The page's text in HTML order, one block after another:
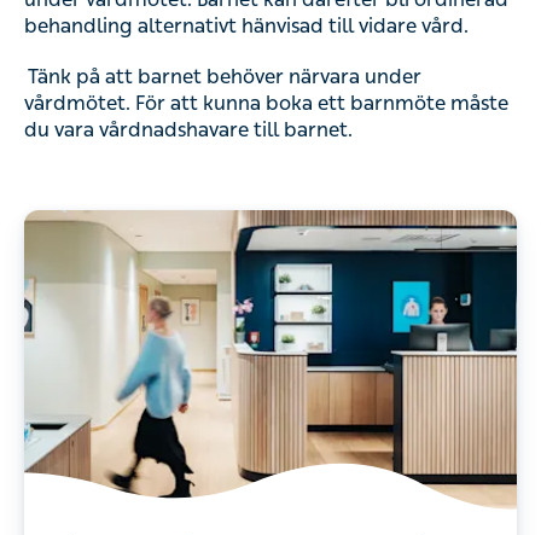
behandling alternativt hänvisad till vidare vård.
Tänk på att barnet behöver närvara under
vårdmötet. För att kunna boka ett barnmöte måste
du vara vårdnadshavare till barnet.